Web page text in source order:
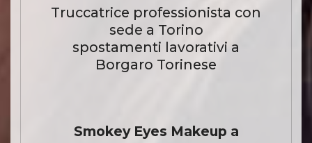
Truccatrice professionista con
sede a Torino
spostamenti lavorativi a
Borgaro Torinese
Smokey Eyes Makeup a